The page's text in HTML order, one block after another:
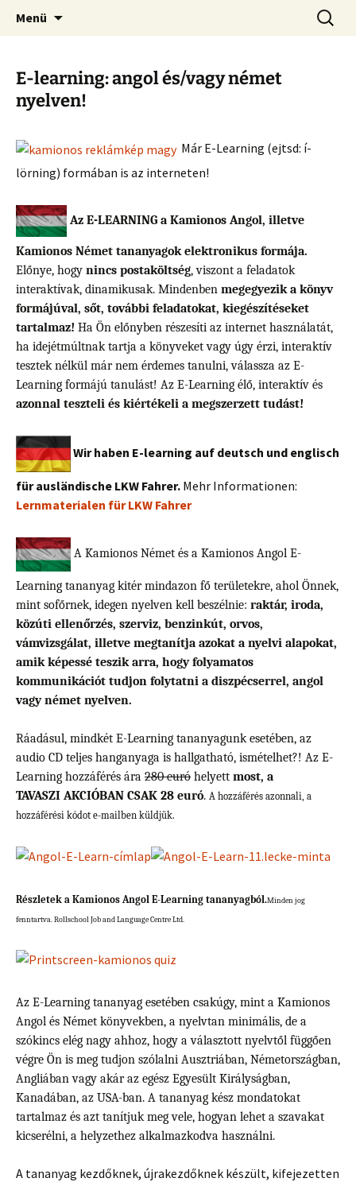
Kamionos Nyelvleckék
Kamionos Szakmai Nyelvleckék
Menü
E-learning: angol és/vagy német
nyelven!
Már E-Learning (ejtsd: í-
lörning) formában is az interneten!
Az E-LEARNING a Kamionos Angol, illetve
Kamionos Német tananyagok elektronikus formája.
Előnye, hogy nincs postaköltség, viszont a feladatok
interaktívak, dinamikusak. Mindenben megegyezik a könyv
formájúval, sőt, további feladatokat, kiegészítéseket
tartalmaz! Ha Ön előnyben részesíti az internet használatát,
ha idejétmúltnak tartja a könyveket vagy úgy érzi, interaktív
tesztek nélkül már nem érdemes tanulni, válassza az E-
Learning formájú tanulást! Az E-Learning élő, interaktív és
azonnal teszteli és kiértékeli a megszerzett tudást!
Wir haben E-learning auf deutsch und englisch
für ausländische LKW Fahrer. Mehr Informationen:
Lernmaterialen für LKW Fahrer
A Kamionos Német és a Kamionos Angol E-
Learning tananyag kitér mindazon fő területekre, ahol Önnek,
mint sofőrnek, idegen nyelven kell beszélnie: raktár, iroda,
közúti ellenőrzés, szerviz, benzinkút, orvos,
vámvizsgálat, illetve megtanítja azokat a nyelvi alapokat,
amik képessé teszik arra, hogy folyamatos
kommunikációt tudjon folytatni a diszpécserrel, angol
vagy német nyelven.
Ráadásul, mindkét E-Learning tananyagunk esetében, az
audio CD teljes hanganyaga is hallgatható, ismételhet?! Az E-
Learning hozzáférés ára 280 euró helyett most, a
TAVASZI AKCIÓBAN CSAK 28 euró. A hozzáférés azonnali, a
hozzáférési kódot e-mailben küldjük.
Részletek a Kamionos Angol E-Learning tananyagból.Minden jog
fenntartva. Rollschool Job and Language Centre Ltd.
Az E-Learning tananyag esetében csakúgy, mint a Kamionos
Angol és Német könyvekben, a nyelvtan minimális, de a
szókincs elég nagy ahhoz, hogy a választott nyelvtől függően
végre Ön is meg tudjon szólalni Ausztriában, Németországban,
Angliában vagy akár az egész Egyesült Királyságban,
Kanadában, az USA-ban. A tananyag kész mondatokat
tartalmaz és azt tanítjuk meg vele, hogyan lehet a szavakat
kicserélni, a helyzethez alkalmazkodva használni.
A tananyag kezdőknek, újrakezdőknek készült, kifejezetten